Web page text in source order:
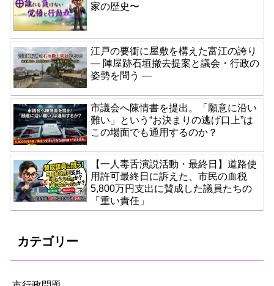
家の歴史〜
江戸の要衝に屋敷を構えた富江の誇り
― 陣屋跡石垣撤去提案と議会・行政の
姿勢を問う ―
市議会へ陳情書を提出。「願意に沿い
難い」という“お決まりの逃げ口上”は
この場面でも通用するのか？
【一人毒舌演説活動・最終日】道路使
用許可最終日に訴えた、市民の血税
5,800万円支出に賛成した議員たちの
「重い責任」
カテゴリー